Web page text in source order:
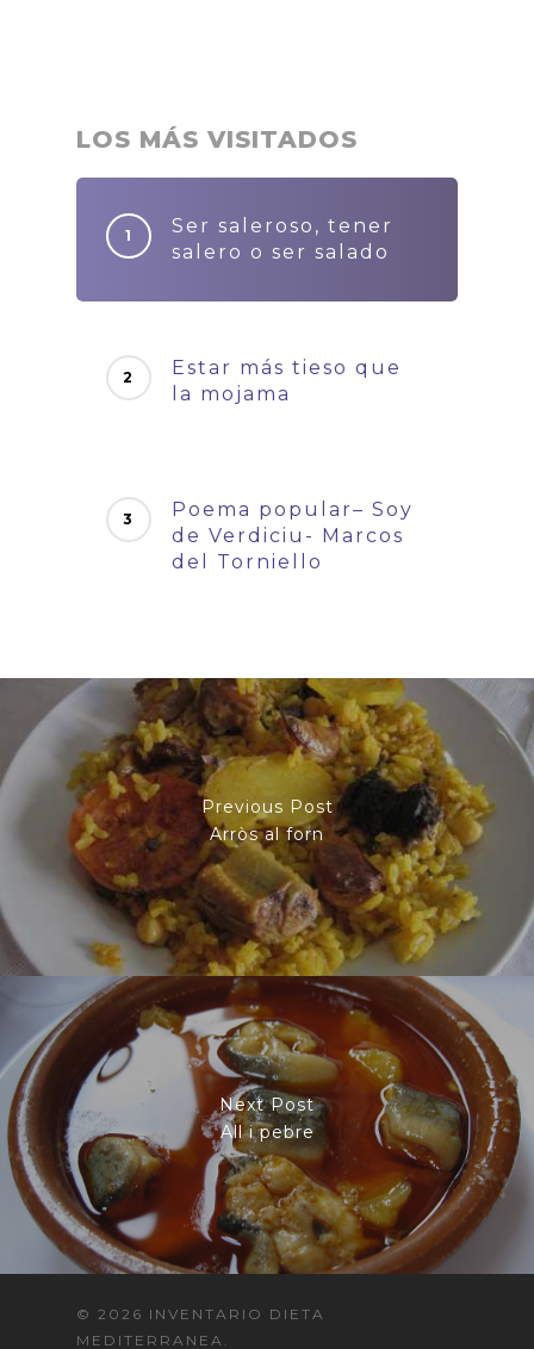
LOS MÁS VISITADOS
Ser saleroso, tener
salero o ser salado
Estar más tieso que
la mojama
Poema popular– Soy
de Verdiciu- Marcos
del Torniello
Previous Post
Arròs al forn
Next Post
All i pebre
© 2026 INVENTARIO DIETA
MEDITERRANEA.